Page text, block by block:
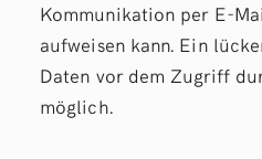
Kommunikation per E-
aufweisen kann. Ein
Daten vor dem Zugriff
möglich.